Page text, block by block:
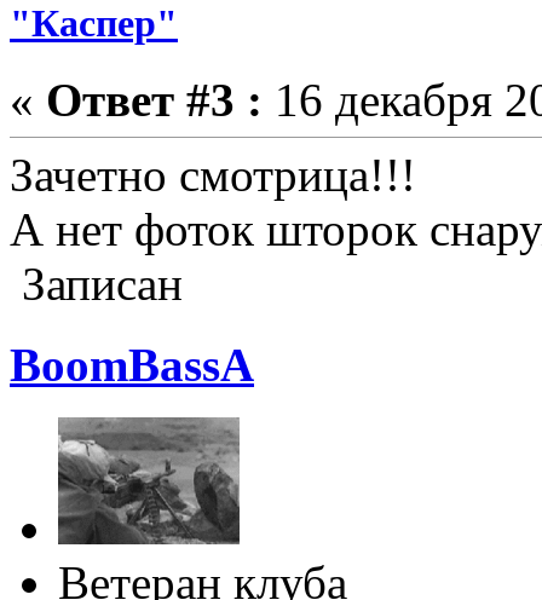
"Каспер"
« Ответ #3 : 16 декабря
Зачетно смотрица!!!
А нет фоток шторок
Записан
BoomBassA
Ветеран клуба